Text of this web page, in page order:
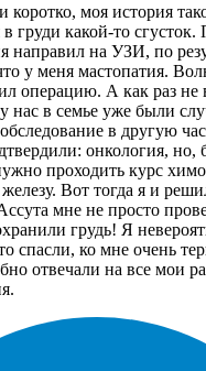
коротко, моя история
груди какой-то сгусток.
направил на УЗИ, по
у меня мастопатия.
операцию. А как раз не
нас в семье уже были
в другую
онкология, но,
проходить курс
Вот тогда я и
мне не просто
грудь! Я
спасли, ко мне очень
отвечали на все мои